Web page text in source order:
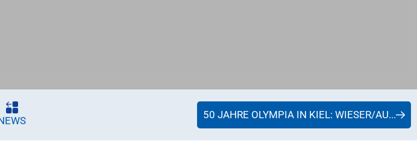
50 JAHRE OLYMPIA IN KIEL: WIESER/AU...